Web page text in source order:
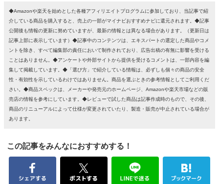
◆Amazonや楽天を始めとした各種アフィリエイトプログラムに参加しており、当記事で紹
介している商品を購入すると、売上の一部がマイナビおすすめナビに還元されます。◆記事
公開後も情報の更新に努めていますが、最新の情報とは異なる場合があります。（更新日は
記事上部に表示しています）◆記事中のコンテンツは、エキスパートの選定した商品やコメ
ントを除き、すべて編集部の責任において制作されており、広告出稿の有無に影響を受ける
ことはありません。◆アンケートや外部サイトから提供を受けるコメントは、一部内容を編
集して掲載しています。◆「選び方」で紹介している情報は、必ずしも個々の商品の安全
性・有効性を示しているわけではありません。商品を選ぶときの参考情報としてご利用くだ
さい。◆商品スペックは、メーカーや発売元のホームページ、Amazonや楽天市場などの販
売店の情報を参考にしています。◆レビューで試した商品は記事作成時のもので、その後、
商品のリニューアルによって仕様が変更されていたり、製造・販売が中止されている場合が
あります。
この記事をみんなにおすすめする！